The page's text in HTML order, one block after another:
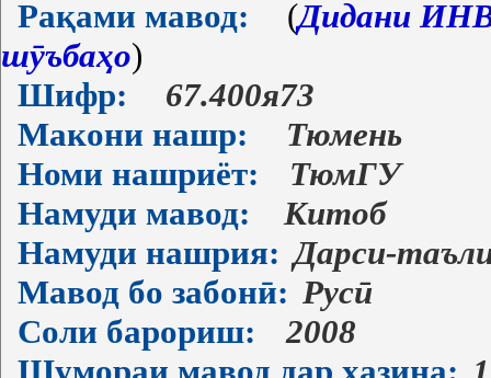
Рақами мавод:
(Дидани
шӯъбаҳо)
Шифр:
67.400я73
Макони нашр:
Тюмень
Номи нашриёт:
ТюмГУ
Намуди мавод:
Китоб
Намуди нашрия: Дарси-
Мавод бо забонӣ: Русӣ
Соли барориш:
2008